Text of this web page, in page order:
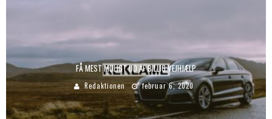
FÅ MEST MULIGT UD AF BILLIG VEJHJÆLP
Redaktionen februar 6, 2020